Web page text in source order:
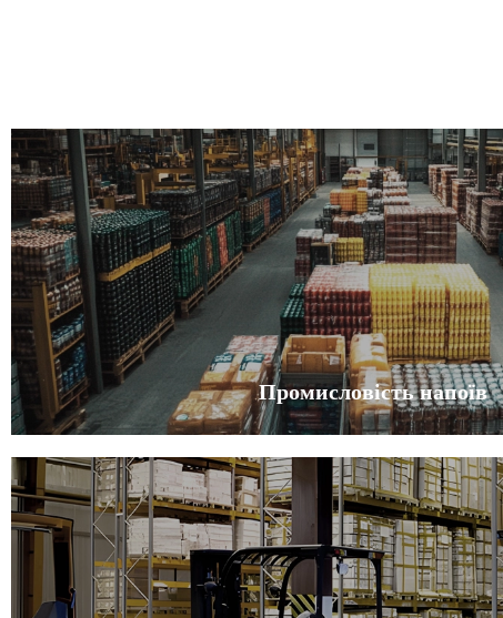
Промисловість напоїв